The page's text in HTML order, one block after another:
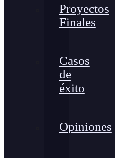
Proyectos
Finales
Casos
de
éxito
Opiniones